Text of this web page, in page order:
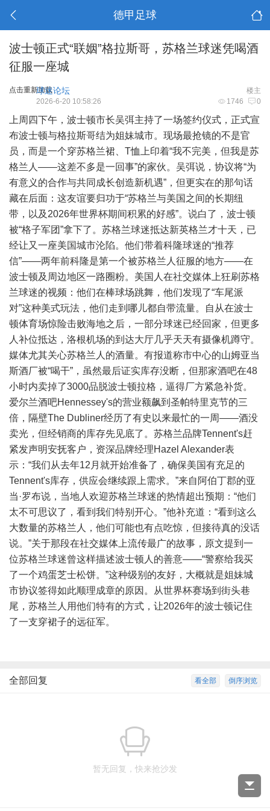
德甲足球
波士顿正式“联姻”格拉斯哥，苏格兰球迷凭喝酒
征服一座城
点击重新加载 楼主
球迷论坛
1746 0
2026-6-20 10:58:26
上周四下午，波士顿市长吴弭主持了一场签约仪式，正式宣
布波士顿与格拉斯哥结为姐妹城市。现场最抢镜的不是官
员，而是一个穿苏格兰裙、T恤上印着“我不完美，但我是苏
格兰人——这差不多是一回事”的家伙。吴弭说，协议将“为
有意义的合作与共同成长创造新机遇”，但更实在的那句话
藏在后面：这友谊要归功于“苏格兰与美国之间的长期纽
带，以及2026年世界杯期间积累的好感”。说白了，波士顿
被“格子军团”拿下了。苏格兰球迷抵达新英格兰才十天，已
经让又一座美国城市沦陷。他们带着科隆球迷的“推荐
信”——两年前科隆是第一个被苏格兰人征服的地方——在
波士顿及周边地区一路圈粉。美国人在社交媒体上狂刷苏格
兰球迷的视频：他们在棒球场跳舞，他们发现了“车尾派
对”这种美式玩法，他们走到哪儿都自带流量。自从在波士
顿体育场惊险击败海地之后，一部分球迷已经回家，但更多
人补位抵达，洛根机场的到达大厅几乎天天有摄像机蹲守。
媒体尤其关心苏格兰人的酒量。有报道称市中心的山姆亚当
斯酒厂被“喝干”，虽然最后证实库存没断，但那家酒吧在48
小时内卖掉了3000品脱波士顿拉格，逼得厂方紧急补货。
爱尔兰酒吧Hennessey's的营业额飙到圣帕特里克节的三
倍，隔壁The Dubliner经历了有史以来最忙的一周——酒没
卖光，但经销商的库存先见底了。苏格兰品牌Tennent's赶
紧发声明安抚客户，资深品牌经理Hazel Alexander表
示：“我们从去年12月就开始准备了，确保美国有充足的
Tennent's库存，供应会继续跟上需求。”来自阿伯丁郡的亚
当·罗布说，当地人欢迎苏格兰球迷的热情超出预期：“他们
太不可思议了，看到我们特别开心。”他补充道：“看到这么
大数量的苏格兰人，他们可能也有点吃惊，但接待真的没话
说。”关于那段在社交媒体上流传最广的故事，原文提到一
位苏格兰球迷曾这样描述波士顿人的善意——“警察给我买
了一个鸡蛋芝士松饼。”这种级别的友好，大概就是姐妹城
市协议签得如此顺理成章的原因。从世界杯赛场到街头巷
尾，苏格兰人用他们特有的方式，让2026年的波士顿记住
了一支穿裙子的远征军。
倒序浏览
看全部
全部回复
暂无回复，快来抢沙发